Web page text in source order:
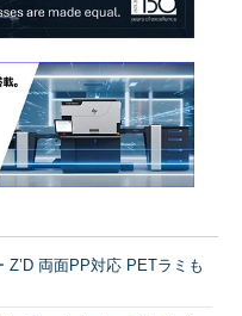
両面PP対応 PETラミも